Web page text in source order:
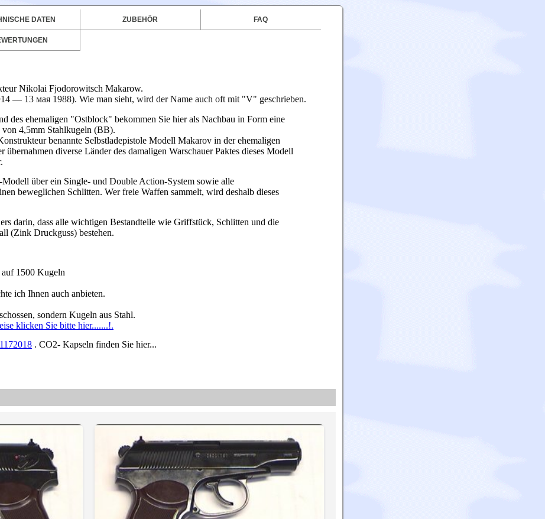
DATEN ZUBEHÖR FAQ
Nikolai Fjodorowitsch Makarow.
— 13 мая 1988). Wie man sieht, wird der Name auch oft mit "V" geschrieben.
des ehemaligen "Ostblock" bekommen Sie hier als Nachbau in Form eine
von 4,5mm Stahlkugeln (BB).
benannte Selbstladepistole Modell Makarov in der ehemaligen
diverse Länder des damaligen Warschauer Paktes dieses Modell
über ein Single- und Double Action-System sowie alle
beweglichen Schlitten. Wer freie Waffen sammelt, wird deshalb dieses
darin, dass alle wichtigen Bestandteile wie Griffstück, Schlitten und die
(Zink Druckguss) bestehen.
auf 1500 Kugeln
ich Ihnen auch anbieten.
sondern Kugeln aus Stahl.
klicken Sie bitte hier.......!.
1172018 . CO2- Kapseln finden Sie hier...